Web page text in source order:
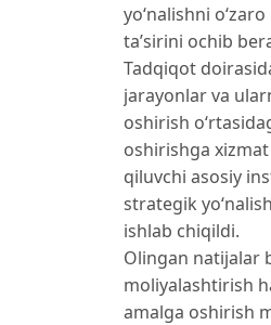
yo‘nalishni
ta’sirini ochib
Tadqiqot
jarayonlar va
oshirish
oshirishga xizmat
qiluvchi asosiy
strategik
ishlab chiqildi.
Olingan natijalar
moliyalashtirish
amalga oshirish